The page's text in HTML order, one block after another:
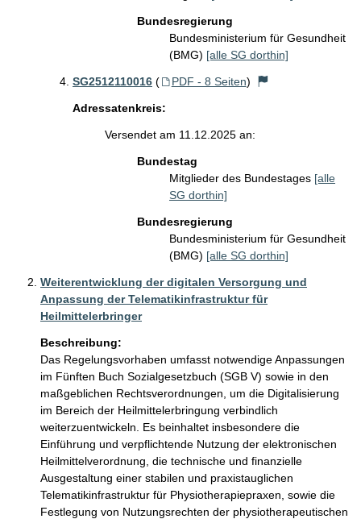
Bundesregierung
Bundesministerium für Gesundheit
(BMG) [alle SG dorthin]
SG2512110016 ( PDF - 8 Seiten)
Adressatenkreis:
Versendet am 11.12.2025 an:
Bundestag
Mitglieder des Bundestages [alle
SG dorthin]
Bundesregierung
Bundesministerium für Gesundheit
(BMG) [alle SG dorthin]
Weiterentwicklung der digitalen Versorgung und
Anpassung der Telematikinfrastruktur für
Heilmittelerbringer
Beschreibung:
Das Regelungsvorhaben umfasst notwendige Anpassungen
im Fünften Buch Sozialgesetzbuch (SGB V) sowie in den
maßgeblichen Rechtsverordnungen, um die Digitalisierung
im Bereich der Heilmittelerbringung verbindlich
weiterzuentwickeln. Es beinhaltet insbesondere die
Einführung und verpflichtende Nutzung der elektronischen
Heilmittelverordnung, die technische und finanzielle
Ausgestaltung einer stabilen und praxistauglichen
Telematikinfrastruktur für Physiotherapiepraxen, sowie die
Festlegung von Nutzungsrechten der physiotherapeutischen